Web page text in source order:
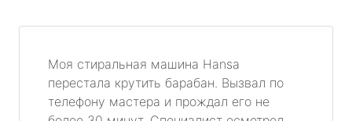
Моя стиральная машина Hansa
перестала крутить барабан. Вызвал по
телефону мастера и прождал его не